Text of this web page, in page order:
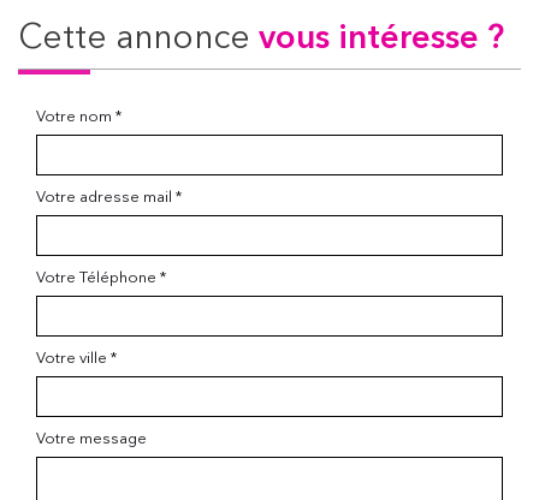
cette annonce vous intéresse ?
Votre nom *
Votre adresse mail *
Votre Téléphone *
Votre ville *
Votre message